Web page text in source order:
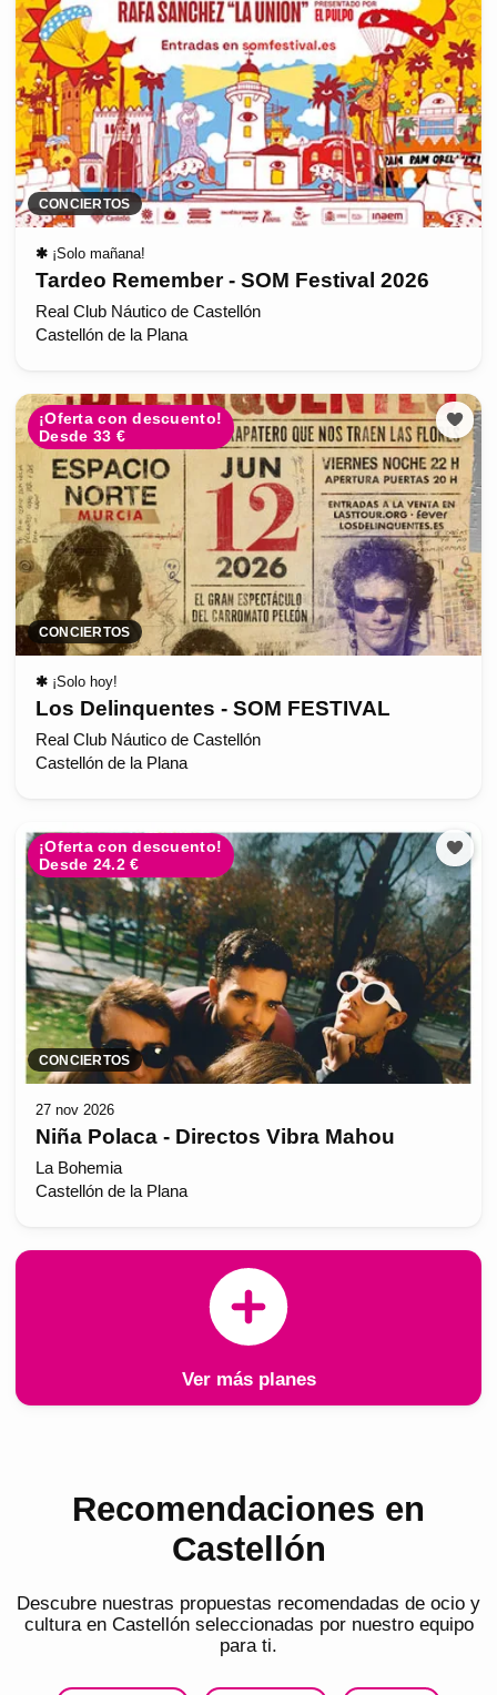
CONCIERTOS
✱ ¡Solo mañana!
Tardeo Remember - SOM Festival 2026
Real Club Náutico de Castellón
Castellón de la Plana
¡Oferta con descuento!
Desde 33 €
CONCIERTOS
✱ ¡Solo hoy!
Los Delinquentes - SOM FESTIVAL
Real Club Náutico de Castellón
Castellón de la Plana
¡Oferta con descuento!
Desde 24.2 €
CONCIERTOS
27 nov 2026
Niña Polaca - Directos Vibra Mahou
La Bohemia
Castellón de la Plana
Ver más planes
Recomendaciones en
Castellón
Descubre nuestras propuestas recomendadas de ocio y
cultura en Castellónseleccionadas por nuestro equipo
para ti.